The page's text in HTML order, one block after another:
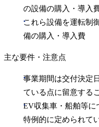
の設備の購入・導入
これら設備を運転制
備の購入・導入費
主な要件・注意点
事業期間は交付決定
ている点に留意する
EV収集車・船舶等に
特例的に定められて